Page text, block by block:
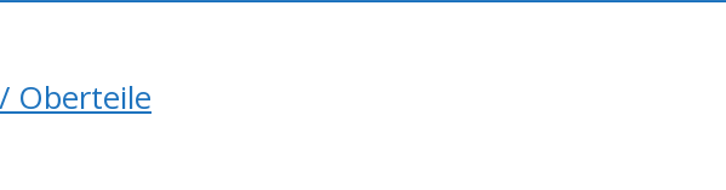
Oberteile